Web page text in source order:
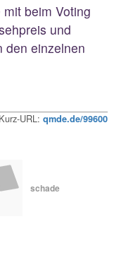
beim Voting
und
den einzelnen
Kurz-URL: qmde.de/99600
schade